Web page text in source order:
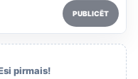
PUBLICĒT
pirmais!